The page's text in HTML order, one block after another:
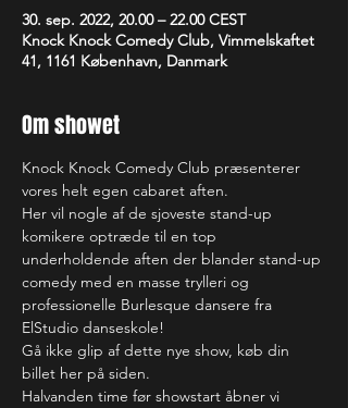
30. sep. 2022, 20.00 – 22.00 CEST
Knock Knock Comedy Club, Vimmelskaftet
41, 1161 København, Danmark
Om showet
Knock Knock Comedy Club præsenterer
vores helt egen cabaret aften.
Her vil nogle af de sjoveste stand-up
komikere optræde til en top
underholdende aften der blander stand-up
comedy med en masse trylleri og
professionelle Burlesque dansere fra
ElStudio danseskole!
Gå ikke glip af dette nye show, køb din
billet her på siden.
Halvanden time før showstart åbner vi